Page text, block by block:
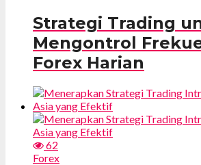
Strategi Trading
Mengontrol
Forex Harian
62
Forex